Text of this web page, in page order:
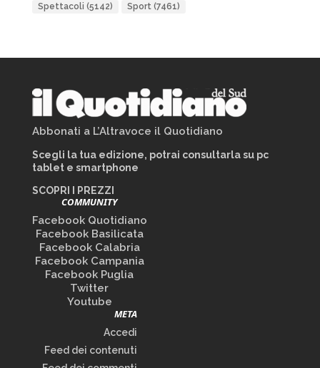
Spettacoli (5142) Sport (7461)
Abbonati a L’Altravoce il Quotidiano
Scegli la tua edizione, potrai consultarla su pc
tablet e smartphone
SCOPRI I PREZZI
COMMUNITY
Facebook Quotidiano
Facebook Basilicata
Facebook Calabria
Facebook Campania
Facebook Puglia
Twitter
Youtube
META
Accedi
Feed dei contenuti